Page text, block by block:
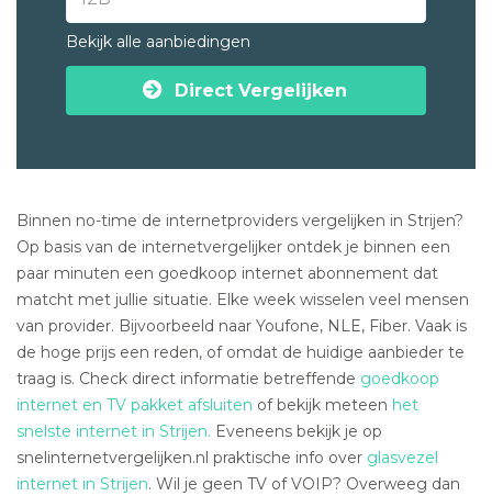
Bekijk alle aanbiedingen
Direct Vergelijken
Binnen no-time de internetproviders vergelijken in Strijen?
Op basis van de internetvergelijker ontdek je binnen een
paar minuten een goedkoop internet abonnement dat
matcht met jullie situatie. Elke week wisselen veel mensen
van provider. Bijvoorbeeld naar Youfone, NLE, Fiber. Vaak is
de hoge prijs een reden, of omdat de huidige aanbieder te
traag is. Check direct informatie betreffende goedkoop
internet en TV pakket afsluiten of bekijk meteen het
snelste internet in Strijen. Eveneens bekijk je op
snelinternetvergelijken.nl praktische info over glasvezel
internet in Strijen. Wil je geen TV of VOIP? Overweeg dan